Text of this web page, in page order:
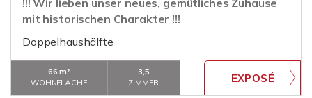
!!! Wir lieben unser neues, gemütliches Zuhause
mit historischen Charakter !!!
Doppelhaushälfte
66 m²
WOHNFLÄCHE
3,5
ZIMMER